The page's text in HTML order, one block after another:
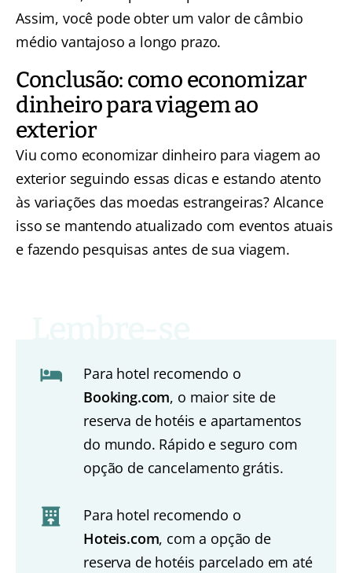
Assim, você pode obter um valor de câmbio
médio vantajoso a longo prazo.
Conclusão: como economizar
dinheiro para viagem ao
exterior
Viu como economizar dinheiro para viagem ao
exterior seguindo essas dicas e estando atento
às variações das moedas estrangeiras? Alcance
isso se mantendo atualizado com eventos atuais
e fazendo pesquisas antes de sua viagem.
Para hotel recomendo o
Booking.com, o maior site de
reserva de hotéis e apartamentos
do mundo. Rápido e seguro com
opção de cancelamento grátis.
Para hotel recomendo o
Hoteis.com, com a opção de
reserva de hotéis parcelado em até